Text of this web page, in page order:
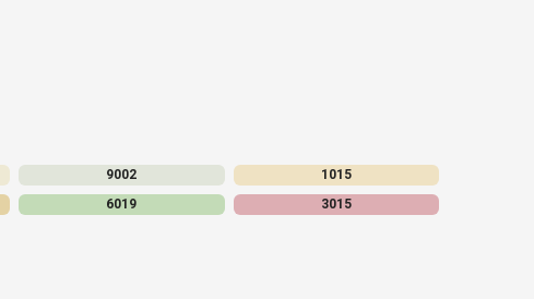
9002
1015
6019 3015